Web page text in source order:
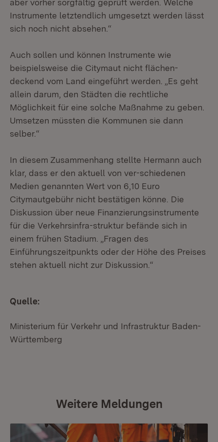
aber vorher sorgfältig geprüft werden. Welche
Instrumente letztendlich umgesetzt werden lässt
sich noch nicht absehen.“
Auch sollen und können Instrumente wie
beispielsweise die Citymaut nicht flächen-
deckend vom Land eingeführt werden. „Es geht
allein darum, den Städten die rechtliche
Möglichkeit für eine solche Maßnahme zu geben.
Umsetzen müssten die Kommunen sie dann
selber.“
In diesem Zusammenhang stellte Hermann auch
klar, dass er den aktuell von ver-schiedenen
Medien genannten Wert von 6,10 Euro
Citymautgebühr nicht bestätigen könne. Die
Diskussion über neue Finanzierungsinstrumente
für die Verkehrsinfra-struktur befände sich in
einem frühen Stadium. „Fragen des
Einführungszeitpunkts oder der Höhe des Preises
stehen aktuell nicht zur Diskussion.“
Quelle:
Ministerium für Verkehr und Infrastruktur Baden-
Württemberg
Weitere Meldungen